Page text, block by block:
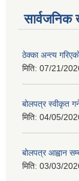
सार्वजनिक
ठेक्का अन्त्य
मिति: 07/21/
बोलपत्र स्वीकृत
मिति: 04/05/
बोलपत्र आह्वान
मिति: 03/03/